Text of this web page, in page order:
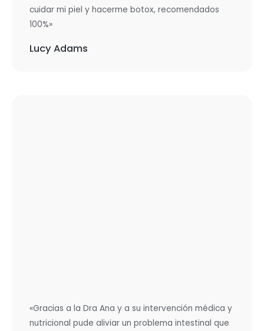
cuidar mi piel y hacerme botox, recomendados
100%»
Lucy Adams
«Gracias a la Dra Ana y a su intervención médica y
nutricional pude aliviar un problema intestinal que